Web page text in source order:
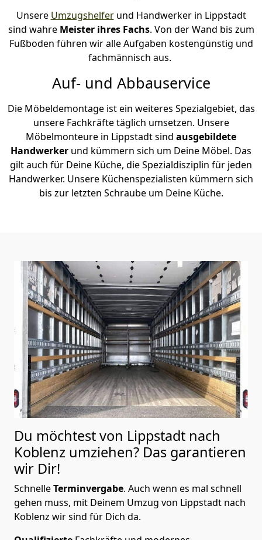
Unsere Umzugshelferund Handwerker in Lippstadt
sind wahre Meister ihres Fachs. Von der Wand bis zum
Fußboden führen wir alle Aufgaben kostengünstig und
fachmännisch aus.
Auf- und Abbauservice
Die Möbeldemontage ist ein weiteres Spezialgebiet, das
unsere Fachkräfte täglich umsetzen. Unsere
Möbelmonteure in Lippstadt sind ausgebildete
Handwerker und kümmern sich um Deine Möbel. Das
gilt auch für Deine Küche, die Spezialdisziplin für jeden
Handwerker. Unsere Küchenspezialisten kümmern sich
bis zur letzten Schraube um Deine Küche.
Du möchtest von Lippstadt nach
Koblenz umziehen? Das garantieren
wir Dir!
SchnelleTerminvergabe. Auch wenn es mal schnell
gehen muss, mit Deinem Umzug von Lippstadt nach
Koblenz wir sind für Dich da.